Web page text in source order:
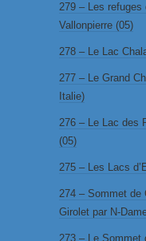
279 – Les refuges
Vallonpierre (05)
278 – Le Lac
277 – Le Grand
Italie)
276 – Le Lac des
(05)
275 – Les Lacs
274 – Sommet de
Girolet par N-
273 – Le Sommet